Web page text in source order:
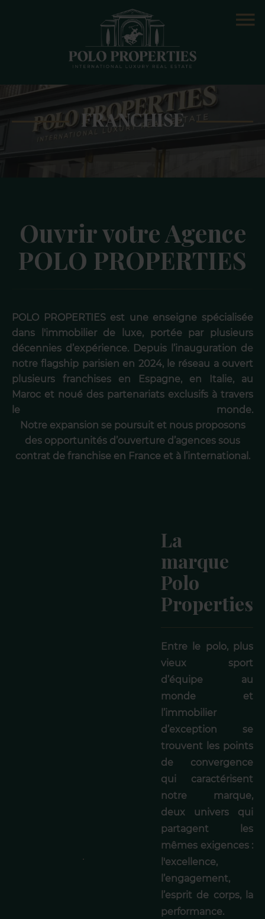
FRANCHISE
Ouvrir votre Agence
POLO PROPERTIES
POLO PROPERTIES est une enseigne spécialisée
dans l'immobilier de luxe, portée par plusieurs
décennies d’expérience. Depuis l’inauguration de
notre flagship parisien en 2024, le réseau a ouvert
plusieurs franchises en Espagne, en Italie, au
Maroc et noué des partenariats exclusifs à travers
le monde.
Notre expansion se poursuit et nous proposons
des opportunités d’ouverture d’agences sous
contrat de franchise en France et à l’international.
La
marque
Polo
Properties
Entre le polo, plus
vieux sport
d’équipe au
monde et
l’immobilier
d’exception se
trouvent les points
de convergence
qui caractérisent
notre marque,
deux univers qui
partagent les
mêmes exigences :
l'excellence,
l’engagement,
l’esprit de corps, la
performance.